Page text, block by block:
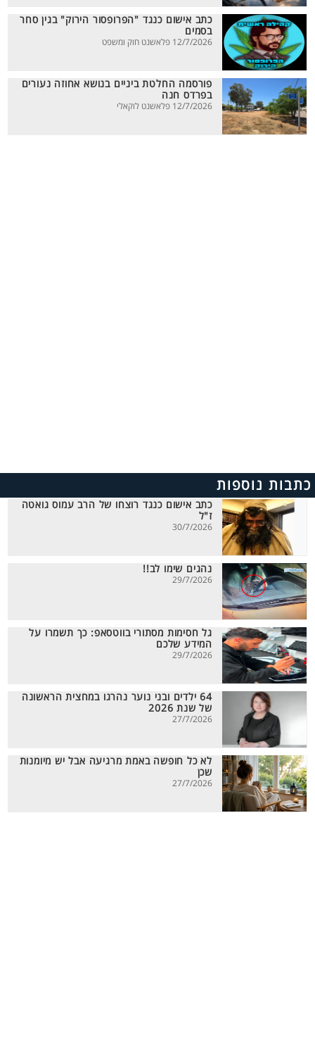
כתב אישום כנגד "הפרופסור הירוק" בגין סחר
בסמים
12/7/2026 פלאשנט חוק ומשפט
פורסמה החלטת ביניים בנושא אחוזה נעורים
בפרדס חנה
12/7/2026 פלאשנט לוקאלי
כתבות נוספות
כתב אישום כנגד רוצחו של הרב עמוס גואטה
ז"ל
30/7/2026
נהגים שימו לב!!
29/7/2026
גל חסימות מסתורי בווטסאפ: כך תשמרו על
המידע שלכם
29/7/2026
64 ילדים ובני נוער נהרגו במחצית הראשונה
של שנת 2026
27/7/2026
לא כל חופשה באמת מרגיעה אבל יש מיומנות
שכן
27/7/2026